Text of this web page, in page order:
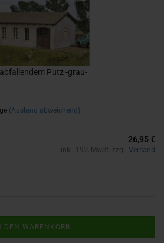
Putz -​grau-
(Ausland abweichend)
26,95 €
inkl. 19% MwSt. zzgl. Versand
DEN WARENKORB